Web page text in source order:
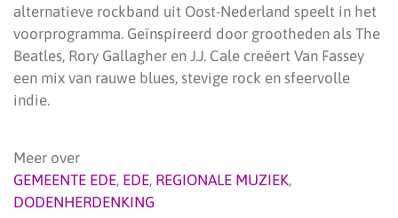
alternatieve rockband uit Oost-Nederland speelt in het
voorprogramma. Geïnspireerd door grootheden als The
Beatles, Rory Gallagher en J.J. Cale creëert Van Fassey
een mix van rauwe blues, stevige rock en sfeervolle
indie.
Meer over
GEMEENTE EDE, EDE, REGIONALE MUZIEK,
DODENHERDENKING